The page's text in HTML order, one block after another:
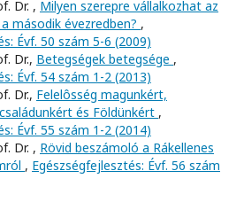
Dr. , Milyen szerepre vállalkozhat az
második évezredben? ,
Évf. 50 szám 5-6 (2009)
Dr., Betegségek betegsége ,
Évf. 54 szám 1-2 (2013)
Dr., Felelôsség magunkért,
és Földünkért ,
Évf. 55 szám 1-2 (2014)
Dr. , Rövid beszámoló a Rákellenes
, Egészségfejlesztés: Évf. 56 szám